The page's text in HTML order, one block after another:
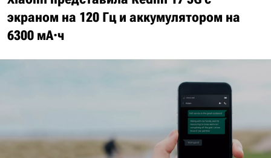
экраном на 120 Гц и аккумулятором на
6300 мА·ч